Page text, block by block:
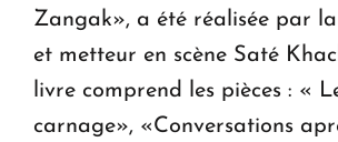
Zangak», a été réalisée par
et metteur en scène Saté
livre comprend les pièces : «
carnage», «Conversations